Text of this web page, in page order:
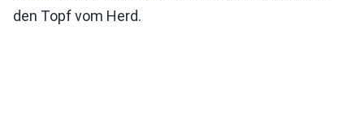
den Topf vom Herd.